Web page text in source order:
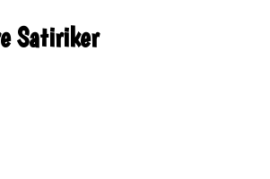
Satiriker